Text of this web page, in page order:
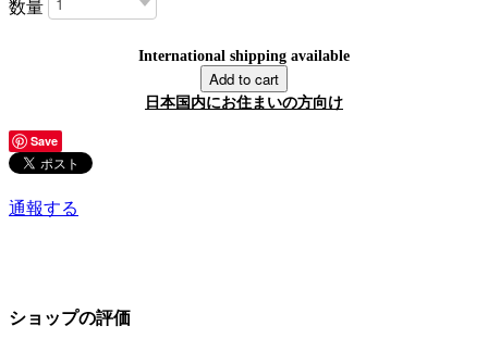
数量
International shipping available
Add to cart
日本国内にお住まいの方向け
Save
通報する
ショップの評価